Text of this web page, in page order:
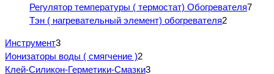
Регулятор температуры ( термостат) Обогревателя7
Тэн ( нагревательный элемент) обогревателя2
Инструмент3
Ионизаторы воды ( смягчение )2
Клей-Силикон-Герметики-Смазки3